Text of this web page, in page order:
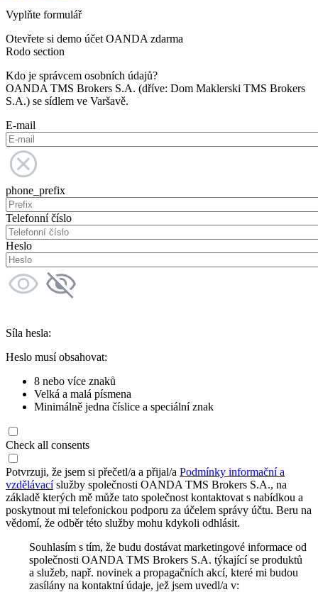
Vyplňte formulář
Otevřete si demo účet OANDA zdarma
Rodo section
Kdo je správcem osobních údajů?
OANDA TMS Brokers S.A. (dříve: Dom Maklerski TMS Brokers
S.A.) se sídlem ve Varšavě.
E-mail
phone_prefix
Telefonní číslo
Heslo
Síla hesla:
Heslo musí obsahovat:
8 nebo více znaků
Velká a malá písmena
Minimálně jedna číslice a speciální znak
Check all consents
Potvrzuji, že jsem si přečetl/a a přijal/a Podmínky informační a
vzdělávacíslužby společnosti OANDA TMS Brokers S.A., na
základě kterých mě může tato společnost kontaktovat s nabídkou a
poskytnout mi telefonickou podporu za účelem správy účtu. Beru na
vědomí, že odběr této služby mohu kdykoli odhlásit.
Souhlasím s tím, že budu dostávat marketingové informace od
společnosti OANDA TMS Brokers S.A. týkající se produktů
a služeb, např. novinek a propagačních akcí, které mi budou
zasílány na kontaktní údaje, jež jsem uvedl/a v: